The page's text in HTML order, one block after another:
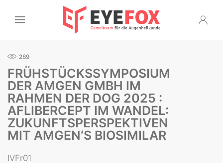
269
FRÜHSTÜCKSSYMPOSIUM
DER AMGEN GMBH IM
RAHMEN DER DOG 2025 :
AFLIBERCEPT IM WANDEL:
ZUKUNFTSPERSPEKTIVEN
MIT AMGEN‘S BIOSIMILAR
IVFr01